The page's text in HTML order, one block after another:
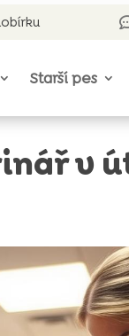
Starší pes
v